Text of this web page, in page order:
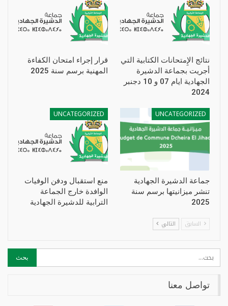
نتائج الإِمتحانات الكتابية التي
أجريت بجماعة الدشيرة
الجهادية ايام 07 و 10 دجنبر
2024
قرار إجراء امتحان الكفاءة
المهنية برسم سنة 2025
UNCATEGORIZED
جماعة الدشيرة الجهادية
تنشر ميزانيتها برسم سنة
2025
UNCATEGORIZED
منع استقبال ودفن الوفيات
الوافدة خارج الجماعة
الترابية للدشيرة الجهادية
السابق التالي
تواصل معنا